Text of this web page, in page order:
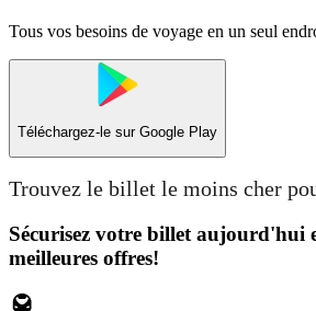
Tous vos besoins de voyage en un seul
Téléchargez-le sur Google Play
Trouvez le billet le moins cher
Sécurisez votre billet aujourd'hui
meilleures offres!